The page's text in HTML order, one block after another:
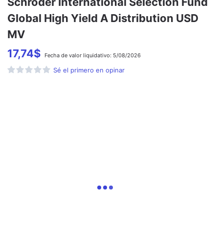
Global High Yield A Distribution USD
MV
17,74$ Fecha de valor liquidativo: 5/08/2026
Sé el primero en opinar